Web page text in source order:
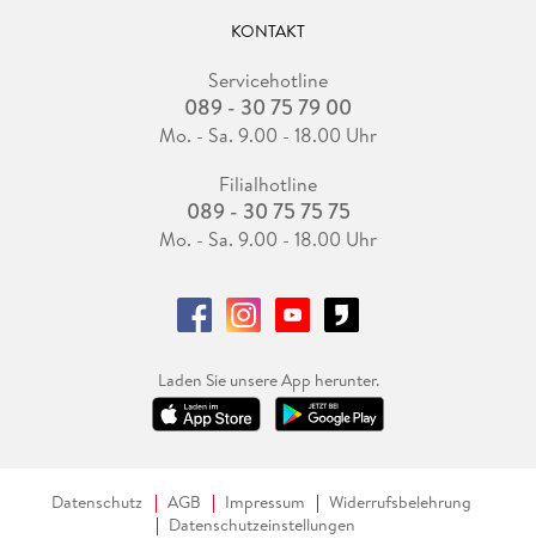
KONTAKT
Servicehotline
089 - 30 75 79 00
Mo. - Sa. 9.00 - 18.00 Uhr
Filialhotline
089 - 30 75 75 75
Mo. - Sa. 9.00 - 18.00 Uhr
Laden Sie unsere App herunter.
Datenschutz AGB Impressum
Widerrufsbelehrung
Datenschutzeinstellungen